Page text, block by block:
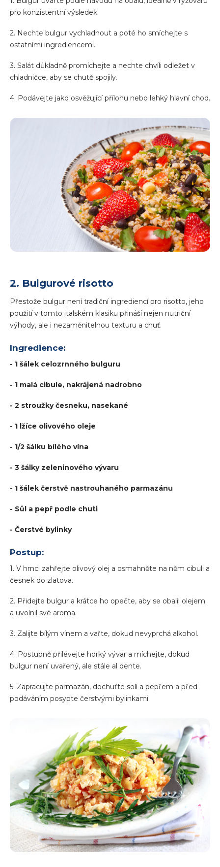
pro konzistentní výsledek.
2. Nechte bulgur vychladnout a poté ho smíchejte s
ostatními ingrediencemi.
3. Salát důkladně promíchejte a nechte chvíli odležet v
chladničce, aby se chutě spojily.
4. Podávejte jako osvěžující přílohu nebo lehký hlavní chod.
2. Bulgurové risotto
Přestože bulgur není tradiční ingrediencí pro risotto, jeho
použití v tomto italském klasiku přináší nejen nutriční
výhody, ale i nezaměnitelnou texturu a chuť.
Ingredience:
- 1 šálek celozrnného bulguru
- 1 malá cibule, nakrájená nadrobno
- 2 stroužky česneku, nasekané
- 1 lžíce olivového oleje
- 1/2 šálku bílého vína
- 3 šálky zeleninového vývaru
- 1 šálek čerstvě nastrouhaného parmazánu
- Sůl a pepř podle chuti
- Čerstvé bylinky
Postup:
1. V hrnci zahřejte olivový olej a osmahněte na něm cibuli a
česnek do zlatova.
2. Přidejte bulgur a krátce ho opečte, aby se obalil olejem
a uvolnil své aroma.
3. Zalijte bílým vínem a vařte, dokud nevyprchá alkohol.
4. Postupně přilévejte horký vývar a míchejte, dokud
bulgur není uvařený, ale stále al dente.
5. Zapracujte parmazán, dochuťte solí a pepřem a před
podáváním posypte čerstvými bylinkami.